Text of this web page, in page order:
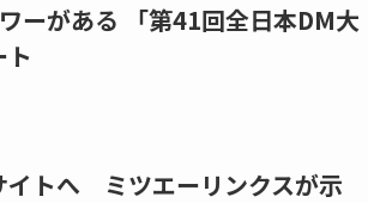
ーがある 「第41回全日本DM大
イトへ ミツエーリンクスが示